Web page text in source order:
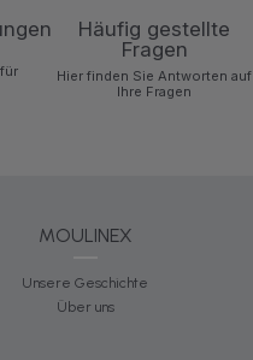
Häufig gestellte
Fragen
Hier finden Sie Antworten auf
Ihre Fragen
MOULINEX
Unsere Geschichte
Über uns